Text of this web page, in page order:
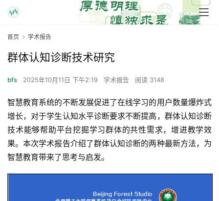
首页 学术报告
群体认知诊断技术研究
bfs 2025年10月11日 下午2:19 学术报告 阅读 3148
智慧教育系统的不断发展促进了在线学习的用户数量爆炸式
增长，对于学生认知水平诊断要求不断提高，群体认知诊断
技术能够帮助平台挖掘学习群体的共性需求，增进教学效
果。本次学术报告介绍了群体认知诊断的两种最新方法，为
智慧教育带来了思考与启发。